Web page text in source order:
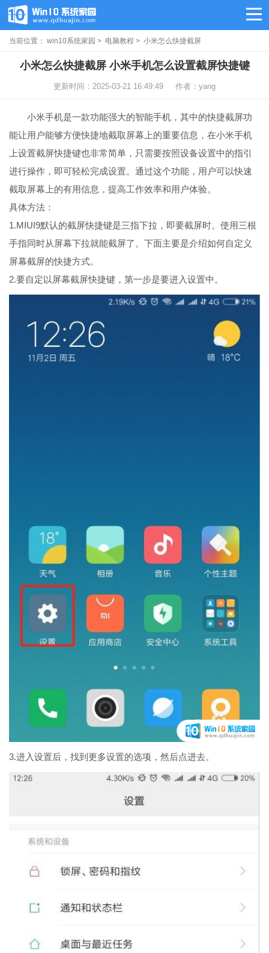
当前位置： win10系统家园 > 电脑教程 > 小米怎么快捷截屏
小米怎么快捷截屏 小米手机怎么设置截屏快捷键
更新时间：2025-03-21 16:49:49 作者：yang
小米手机是一款功能强大的智能手机，其中的快捷截屏功
能让用户能够方便快捷地截取屏幕上的重要信息，在小米手机
上设置截屏快捷键也非常简单，只需要按照设备设置中的指引
进行操作，即可轻松完成设置。通过这个功能，用户可以快速
截取屏幕上的有用信息，提高工作效率和用户体验。
具体方法：
1.MIUI9默认的截屏快捷键是三指下拉，即要截屏时。使用三根
手指同时从屏幕下拉就能截屏了。下面主要是介绍如何自定义
屏幕截屏的快捷方式。
2.要自定以屏幕截屏快捷键，第一步是要进入设置中。
3.进入设置后，找到更多设置的选项，然后点进去。